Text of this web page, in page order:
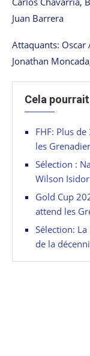
Juan Barrera
Attaquants: Oscar
Jonathan
Cela
FHF: Plus
les
Sélection :
Wilson
Gold Cup
attend les
Sélection:
de la